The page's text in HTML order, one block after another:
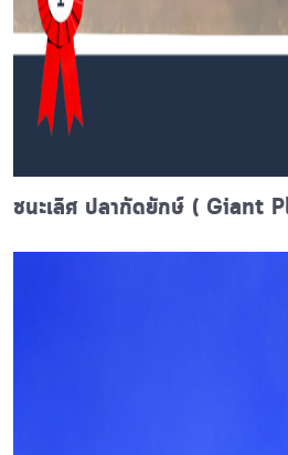
ชนะเลิศ ปลากัดยักษ์ ( Giant